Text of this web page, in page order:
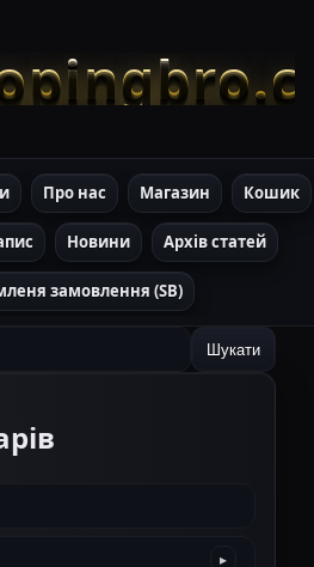
Про нас Магазин Кошик
Новини Архів статей
замовлення (SB)